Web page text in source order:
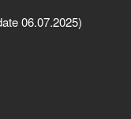
06.07.2025)